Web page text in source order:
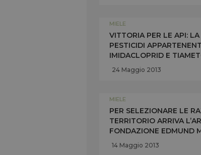
MIELE
VITTORIA PER LE API:
PESTICIDI
IMIDACLOPRID E
EUROPA. RESTRIZIONE
24 Maggio 2013
MIELE
PER SELEZIONARE LE
TERRITORIO ARRIVA
FONDAZIONE EDMUND
RISPOSTE SUGLI
14 Maggio 2013